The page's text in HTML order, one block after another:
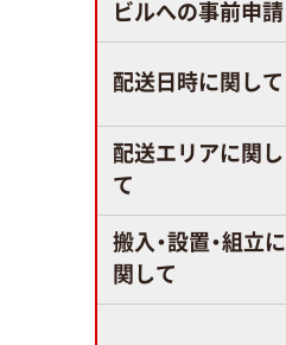
ビルへの事前申請
配送日時に関して
配送エリアに関し
て
搬入・設置・組立に
関して